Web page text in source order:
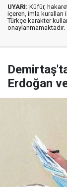
UYARI: Küfür,
içeren, imla kuralları
Türkçe karakter
onaylanmamaktadır.
Erdoğan